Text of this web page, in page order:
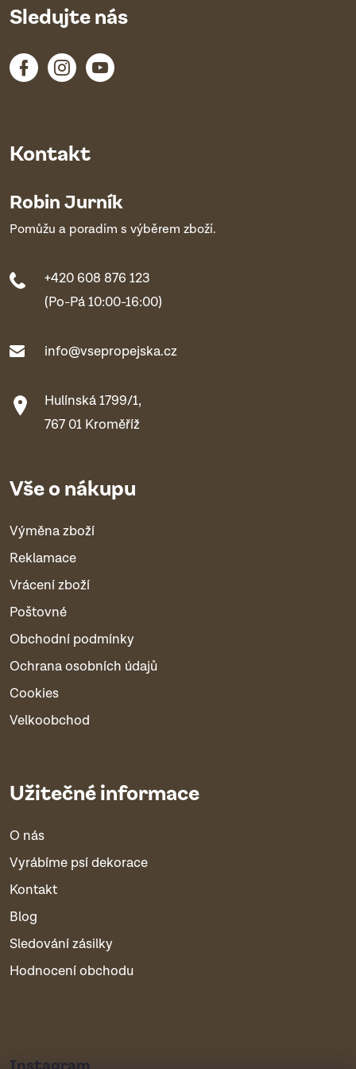
Kontakt
Robin Jurník
Pomůžu a poradím s výběrem zboží.
+420 608 876 123
(Po-Pá 10:00-16:00)
info@vsepropejska.cz
Hulínská 1799/1,
767 01 Kroměříž
Vše o nákupu
Výměna zboží
Reklamace
Vrácení zboží
Poštovné
Obchodní podmínky
Ochrana osobních údajů
Cookies
Velkoobchod
Užitečné informace
O nás
Vyrábíme psí dekorace
Kontakt
Blog
Sledování zásilky
Hodnocení obchodu
Sledujte nás
Instagram